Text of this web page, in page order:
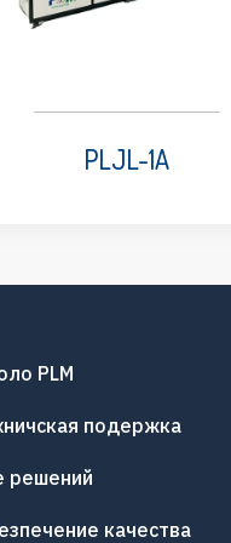
PLJL-1A
PLM
подержка
решений
качества